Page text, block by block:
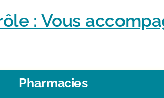
: Vous
Pharmacies